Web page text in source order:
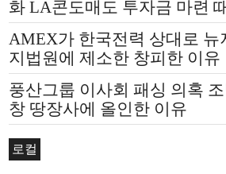
화 LA콘도매도 투자금 마련
문?
AMEX가 한국전력 상대로 뉴
지법원에 제소한 창피한 이유
풍산그룹 이사회 패싱 의혹 조
창 땅장사에 올인한 이유
로컬